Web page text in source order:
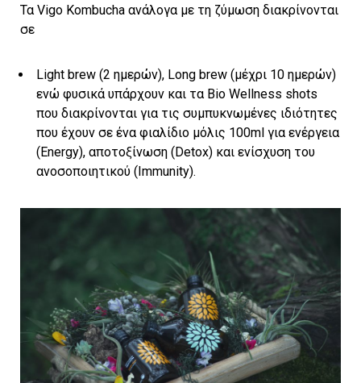
Τα Vigo Kombucha ανάλογα με τη ζύμωση διακρίνονται
σε
Light brew (2 ημερών), Long brew (μέχρι 10 ημερών)
ενώ φυσικά υπάρχουν και τα Bio Wellness shots
που διακρίνονται για τις συμπυκνωμένες ιδιότητες
που έχουν σε ένα φιαλίδιο μόλις 100ml για ενέργεια
(Energy), αποτοξίνωση (Detox) και ενίσχυση του
ανοσοποιητικού (Immunity).